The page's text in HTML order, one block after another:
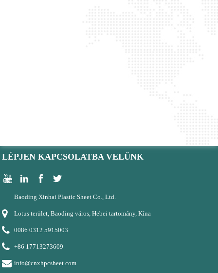
LÉPJEN KAPCSOLATBA VELÜNK
Baoding Xinhai Plastic Sheet Co., Ltd.
Lotus terület, Baoding város, Hebei tartomány, Kína
0086 0312 5915003
+86 17713273609
info@cnxhpcsheet.com